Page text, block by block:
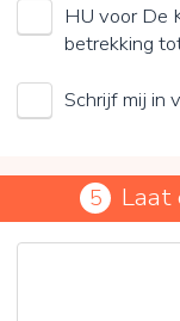
HU voor De
betrekking
Schrijf mij in
5 Laat